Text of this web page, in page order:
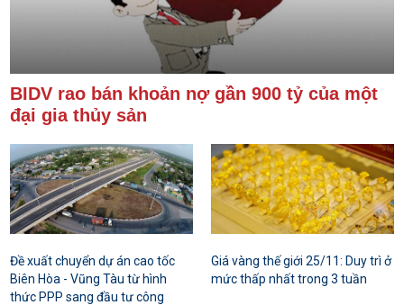
BIDV rao bán khoản nợ gần 900 tỷ của một
đại gia thủy sản
Đề xuất chuyển dự án cao tốc
Biên Hòa - Vũng Tàu từ hình
thức PPP sang đầu tư công
Giá vàng thế giới 25/11: Duy trì ở
mức thấp nhất trong 3 tuần